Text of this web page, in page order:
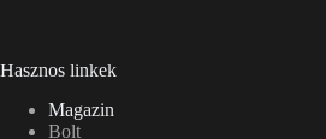
Hasznos linkek
Magazin
Bolt